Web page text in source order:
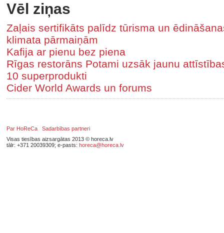
Vēl ziņas
Zaļais sertifikāts palīdz tūrisma un
klimata pārmaiņām
Kafija ar pienu bez piena
Rīgas restorāns Potami uzsāk jaunu
10 superprodukti
Cider World Awards un forums
Par HoReCa
Sadarbības partneri
Visas tiesības aizsargātas 2013 © horeca.lv
tālr: +371 20039309; e-pasts: horeca@horeca.lv